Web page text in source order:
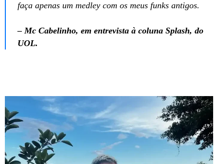
faça apenas um medley com os meus funks antigos.
– Mc Cabelinho, em entrevista à coluna Splash, do
UOL.